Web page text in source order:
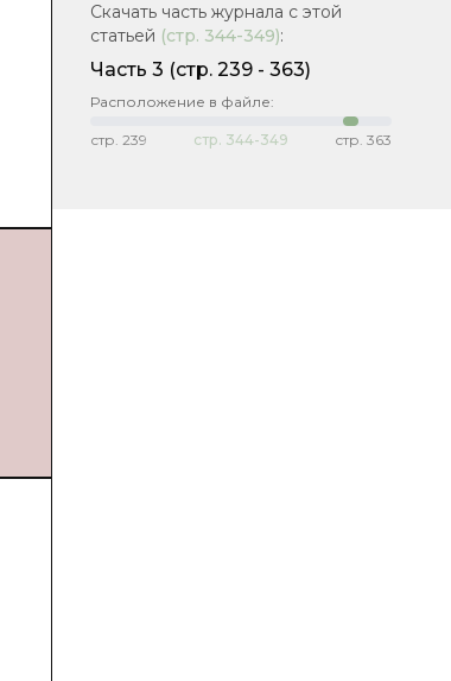
Скачать часть журнала с этой
статьей (стр. 344-349):
Часть 3 (cтр. 239 - 363)
Расположение в файле:
стр. 239 стр. 344-349 стр. 363